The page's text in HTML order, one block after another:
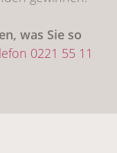
was Sie so
0221 55 11